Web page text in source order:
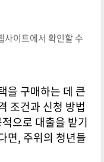
사이트에서 확인할 수
을 구매하는 데 큰
조건과 신청 방법
으로 대출을 받기
면, 주위의 청년들